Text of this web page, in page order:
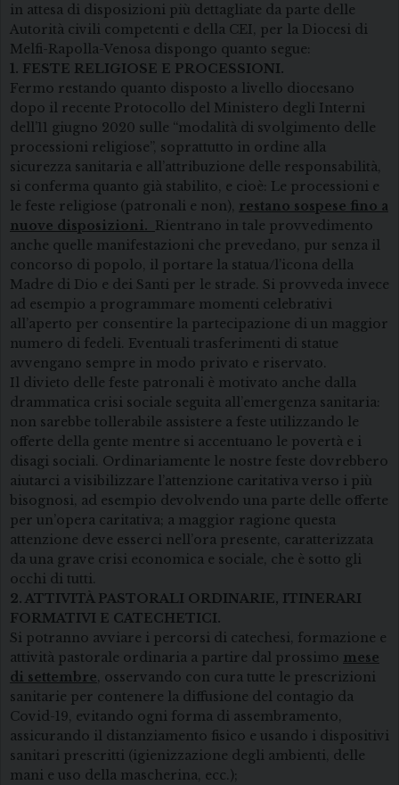
in attesa di disposizioni più dettagliate da parte delle
Autorità civili competenti e della CEI, per la Diocesi di
Melfi-Rapolla-Venosa dispongo quanto segue:
1. FESTE RELIGIOSE E PROCESSIONI.
Fermo restando quanto disposto a livello diocesano
dopo il recente Protocollo del Ministero degli Interni
dell’11 giugno 2020 sulle “modalità di svolgimento delle
processioni religiose”, soprattutto in ordine alla
sicurezza sanitaria e all’attribuzione delle responsabilità,
si conferma quanto già stabilito, e cioè: Le processioni e
le feste religiose (patronali e non), restano sospese fino a
nuove disposizioni. Rientrano in tale provvedimento
anche quelle manifestazioni che prevedano, pur senza il
concorso di popolo, il portare la statua/l’icona della
Madre di Dio e dei Santi per le strade. Si provveda invece
ad esempio a programmare momenti celebrativi
all’aperto per consentire la partecipazione di un maggior
numero di fedeli. Eventuali trasferimenti di statue
avvengano sempre in modo privato e riservato.
Il divieto delle feste patronali è motivato anche dalla
drammatica crisi sociale seguita all’emergenza sanitaria:
non sarebbe tollerabile assistere a feste utilizzando le
offerte della gente mentre si accentuano le povertà e i
disagi sociali. Ordinariamente le nostre feste dovrebbero
aiutarci a visibilizzare l’attenzione caritativa verso i più
bisognosi, ad esempio devolvendo una parte delle offerte
per un’opera caritativa; a maggior ragione questa
attenzione deve esserci nell’ora presente, caratterizzata
da una grave crisi economica e sociale, che è sotto gli
occhi di tutti.
2. ATTIVITÀ PASTORALI ORDINARIE, ITINERARI
FORMATIVI E CATECHETICI.
Si potranno avviare i percorsi di catechesi, formazione e
attività pastorale ordinaria a partire dal prossimo mese
di settembre, osservando con cura tutte le prescrizioni
sanitarie per contenere la diffusione del contagio da
Covid-19, evitando ogni forma di assembramento,
assicurando il distanziamento fisico e usando i dispositivi
sanitari prescritti (igienizzazione degli ambienti, delle
mani e uso della mascherina, ecc.);